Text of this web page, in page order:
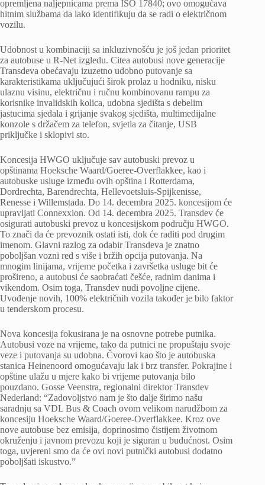
opremljena naljepnicama prema ISO 17840; ovo omogućava
hitnim službama da lako identifikuju da se radi o električnom
vozilu.
Udobnost u kombinaciji sa inkluzivnošću je još jedan prioritet
za autobuse u R-Net izgledu. Citea autobusi nove generacije
Transdeva obećavaju izuzetno udobno putovanje sa
karakteristikama uključujući širok prolaz u hodniku, nisku
ulaznu visinu, električnu i ručnu kombinovanu rampu za
korisnike invalidskih kolica, udobna sjedišta s debelim
jastucima sjedala i grijanje svakog sjedišta, multimedijalne
konzole s držačem za telefon, svjetla za čitanje, USB
priključke i sklopivi sto.
Koncesija HWGO uključuje sav autobuski prevoz u
opštinama Hoeksche Waard/Goeree-Overflakkee, kao i
autobuske usluge između ovih opština i Rotterdama,
Dordrechta, Barendrechta, Hellevoetsluis-Spijkenisse,
Renesse i Willemstada. Do 14. decembra 2025. koncesijom će
upravljati Connexxion. Od 14. decembra 2025. Transdev će
osigurati autobuski prevoz u koncesijskom području HWGO.
To znači da će prevoznik ostati isti, dok će raditi pod drugim
imenom. Glavni razlog za odabir Transdeva je znatno
poboljšan vozni red s više i bržih opcija putovanja. Na
mnogim linijama, vrijeme početka i završetka usluge bit će
prošireno, a autobusi će saobraćati češće, radnim danima i
vikendom. Osim toga, Transdev nudi povoljne cijene.
Uvođenje novih, 100% električnih vozila također je bilo faktor
u tenderskom procesu.
Nova koncesija fokusirana je na osnovne potrebe putnika.
Autobusi voze na vrijeme, tako da putnici ne propuštaju svoje
veze i putovanja su udobna. Čvorovi kao što je autobuska
stanica Heinenoord omogućavaju lak i brz transfer. Pokrajine i
opštine ulažu u mjere kako bi vrijeme putovanja bilo
pouzdano. Gosse Veenstra, regionalni direktor Transdev
Nederland: “Zadovoljstvo nam je što dalje širimo našu
saradnju sa VDL Bus & Coach ovom velikom narudžbom za
koncesiju Hoeksche Waard/Goeree-Overflakkee. Kroz ove
nove autobuse bez emisija, doprinosimo čistijem životnom
okruženju i javnom prevozu koji je siguran u budućnost. Osim
toga, uvjereni smo da će ovi novi putnički autobusi dodatno
poboljšati iskustvo.”